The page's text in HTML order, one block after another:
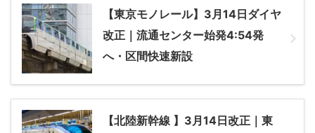
【東京モノレール】3月14日ダイヤ
改正｜流通センター始発4:54発
へ・区間快速新設
【北陸新幹線 】3月14日改正｜東